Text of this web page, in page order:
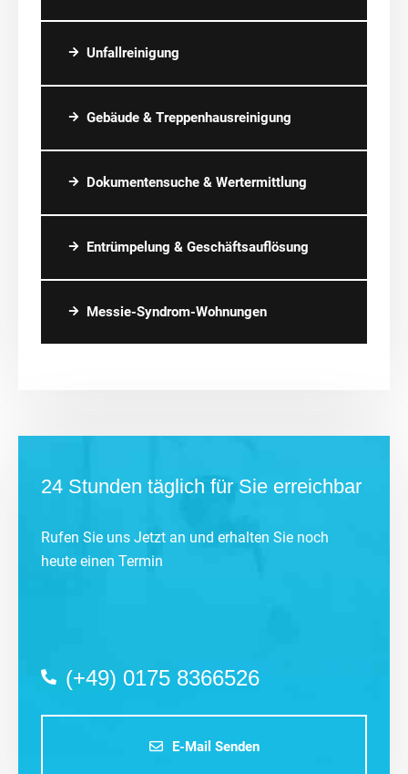
Unfallreinigung
Gebäude & Treppenhausreinigung
Dokumentensuche & Wertermittlung
Entrümpelung & Geschäftsauflösung
Messie-Syndrom-Wohnungen
24 Stunden täglich für Sie erreichbar
Rufen Sie uns Jetzt an und erhalten Sie noch
heute einen Termin
(+49) 0175 8366526
E-Mail Senden